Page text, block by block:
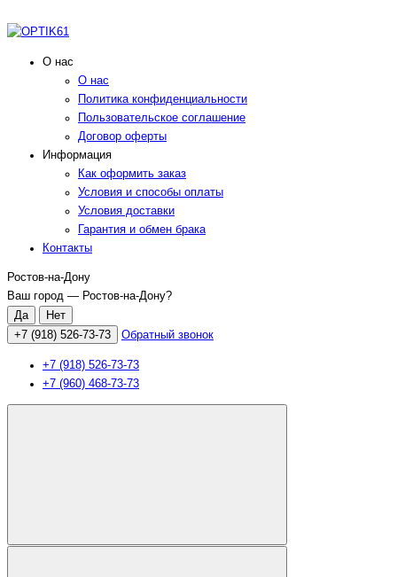
О нас
О нас
Политика конфиденциальности
Пользовательское соглашение
Договор оферты
Информация
Как оформить заказ
Условия и способы оплаты
Условия доставки
Гарантия и обмен брака
Контакты
Ростов-на-Дону
Ваш город — Ростов-на-Дону?
+7 (918) 526-73-73 Обратный звонок
+7 (918) 526-73-73
+7 (960) 468-73-73